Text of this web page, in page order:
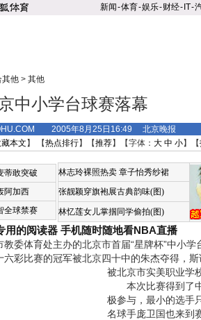
新闻-体育-娱乐-财经- IT-
其他> 其他
中小学台球赛落幕
2005年8月25日16:49 北京晚报
本文 】 【热点排行】【推荐】【字体： 大 中 小】【
蒂敢突破
阿加西
全球禁赛
林志玲裸照热卖 章子怡秀纱裙
张靓颖穿旗袍展古典韵味(图)
林忆莲女儿掌掴同学偷拍(图)
用的阅读器 手机随时随地看NBA直播
体育处主办的北京市首届“星牌杯”中小学
彩比赛的冠军被北京四十中的朱杰夺得，
被北京市实美职业学
本次比赛得到了
极参与，最小的选手
名球手庞卫国也来到